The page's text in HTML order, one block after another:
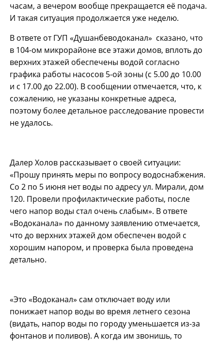
часам, а вечером вообще прекращается её подача.
И такая ситуация продолжается уже неделю.
В ответе от ГУП «Душанбеводоканал» сказано, что
в 104-ом микрорайоне все этажи домов, вплоть до
верхних этажей обеспечены водой согласно
графика работы насосов 5-ой зоны (с 5.00 до 10.00
и с 17.00 до 22.00). В сообщении отмечается, что, к
сожалению, не указаны конкретные адреса,
поэтому более детальное расследование провести
не удалось.
Далер Холов рассказывает о своей ситуации:
«Прошу принять меры по вопросу водоснабжения.
Со 2 по 5 июня нет воды по адресу ул. Мирали, дом
120. Провели профилактические работы, после
чего напор воды стал очень слабым». В ответе
«Водоканала» по данному заявлению отмечается,
что до верхних этажей дом обеспечен водой с
хорошим напором, и проверка была проведена
детально.
«Это «Водоканал» сам отключает воду или
понижает напор воды во время летнего сезона
(видать, напор воды по городу уменьшается из-за
фонтанов и поливов). А когда им звонишь, то